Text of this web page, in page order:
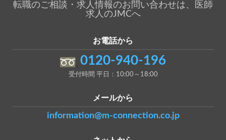
転職のご相談・求人情報のお問い合わせは、医師
求人のJMCへ
お電話から
0120-940-196
受付時間 平日：10:00～18:00
メールから
information@m-connection.co.jp